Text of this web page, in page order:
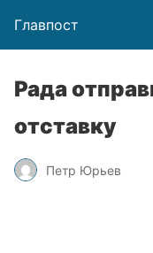
Главпост
Рада
отставку
Петр Юрьев